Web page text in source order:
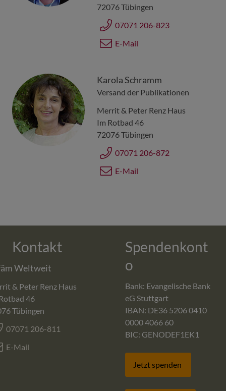
72076Tübingen
07071 206-823
E-Mail
Karola Schramm
Versand der Publikationen
Merrit & Peter Renz Haus
Im Rotbad 46
72076Tübingen
07071 206-872
E-Mail
Kontakt
Weltweit
& Peter Renz Haus
46
Tübingen
07071 206-811
E-Mail
Spendenkont
o
Bank: Evangelische Bank
eG Stuttgart
IBAN: DE36 5206 0410
0000 4066 60
BIC: GENODEF1EK1
Jetzt spenden